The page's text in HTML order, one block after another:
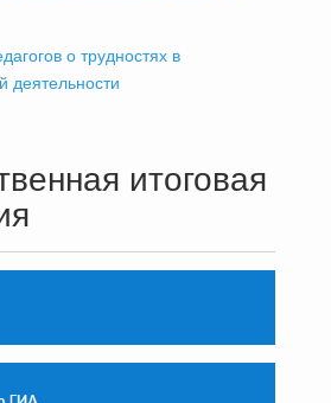
о трудностях в
деятельности
итоговая